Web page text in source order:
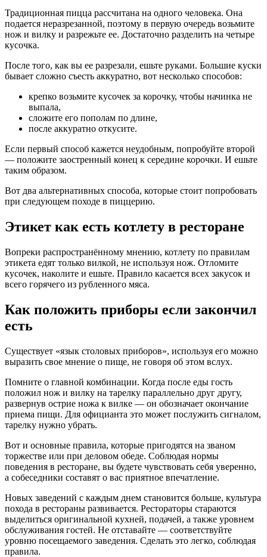
Традиционная пицца рассчитана на одного человека. Она
подается неразрезанной, поэтому в первую очередь возьмите
нож и вилку и разрежьте ее. Достаточно разделить на четыре
кусочка.
После того, как вы ее разрезали, ешьте руками. Большие куски
бывает сложно съесть аккуратно, вот несколько способов:
крепко возьмите кусочек за корочку, чтобы начинка не
выпала,
сложите его пополам по длине,
после аккуратно откусите.
Если первый способ кажется неудобным, попробуйте второй
— положите заостренный конец к середине корочки. И ешьте
таким образом.
Вот два альтернативных способа, которые стоит попробовать
при следующем походе в пиццерию.
Этикет как есть котлету в ресторане
Вопреки распространённому мнению, котлету по правилам
этикета едят только вилкой, не используя нож. Отломите
кусочек, наколите и ешьте. Правило касается всех закусок и
всего горячего из рубленного мяса.
Как положить приборы если закончил
есть
Существует «язык столовых приборов», используя его можно
выразить свое мнение о пище, не говоря об этом вслух.
Помните о главной комбинации. Когда после еды гость
положил нож и вилку на тарелку параллельно друг другу,
развернув острие ножа к вилке — он обозначает окончание
приема пищи. Для официанта это может послужить сигналом,
тарелку нужно убрать.
Вот и основные правила, которые пригодятся на званом
торжестве или при деловом обеде. Соблюдая нормы
поведения в ресторане, вы будете чувствовать себя уверенно,
а собеседники составят о вас приятное впечатление.
Новых заведений с каждым днем становится больше, культура
похода в рестораны развивается. Рестораторы стараются
выделиться оригинальной кухней, подачей, а также уровнем
обслуживания гостей. Не отставайте — соответствуйте
уровню посещаемого заведения. Сделать это легко, соблюдая
правила.